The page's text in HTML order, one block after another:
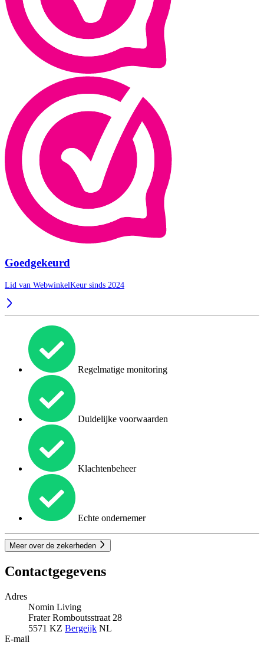
Goedgekeurd
Lid van WebwinkelKeur sinds 2024
Regelmatige monitoring
Duidelijke voorwaarden
Klachtenbeheer
Echte ondernemer
Meer over de zekerheden
Contactgegevens
Adres
Nomin Living
Frater Romboutsstraat 28
5571 KZ Bergeijk NL
E-mail